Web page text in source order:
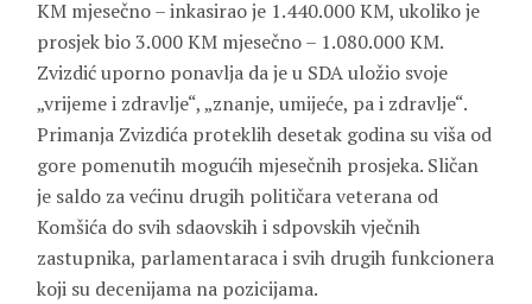
KM mjesečno – inkasirao je 1.440.000 KM, ukoliko je
prosjek bio 3.000 KM mjesečno – 1.080.000 KM.
Zvizdić uporno ponavlja da je u SDA uložio svoje
„vrijeme i zdravlje“, „znanje, umijeće, pa i zdravlje“.
Primanja Zvizdića proteklih desetak godina su viša od
gore pomenutih mogućih mjesečnih prosjeka. Sličan
je saldo za većinu drugih političara veterana od
Komšića do svih sdaovskih i sdpovskih vječnih
zastupnika, parlamentaraca i svih drugih funkcionera
koji su decenijama na pozicijama.